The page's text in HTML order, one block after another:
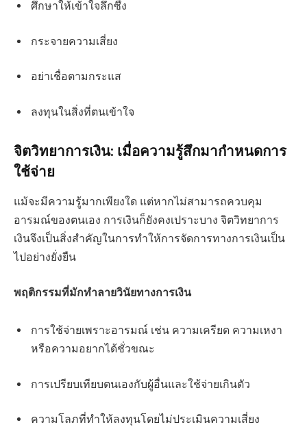
ศึกษาให้เข้าใจลึกซึ้ง
กระจายความเสี่ยง
อย่าเชื่อตามกระแส
ลงทุนในสิ่งที่ตนเข้าใจ
จิตวิทยาการเงิน: เมื่อความรู้สึกมากำหนดการ
ใช้จ่าย
แม้จะมีความรู้มากเพียงใด แต่หากไม่สามารถควบคุม
อารมณ์ของตนเอง การเงินก็ยังคงเปราะบาง จิตวิทยาการ
เงินจึงเป็นสิ่งสำคัญในการทำให้การจัดการทางการเงินเป็น
ไปอย่างยั่งยืน
พฤติกรรมที่มักทำลายวินัยทางการเงิน
การใช้จ่ายเพราะอารมณ์ เช่น ความเครียด ความเหงา
หรือความอยากได้ชั่วขณะ
การเปรียบเทียบตนเองกับผู้อื่นและใช้จ่ายเกินตัว
ความโลภที่ทำให้ลงทุนโดยไม่ประเมินความเสี่ยง